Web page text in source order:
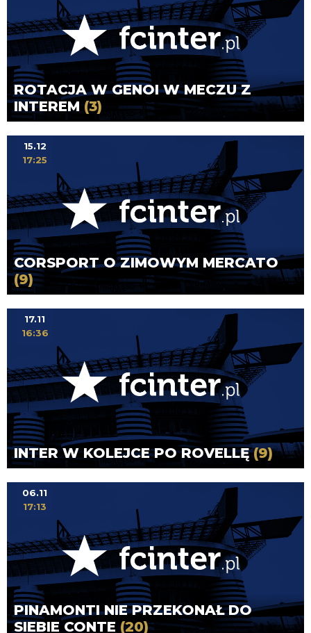
ROTACJA W GENOI W MECZU Z
INTEREM (3)
CORSPORT O ZIMOWYM MERCATO
(9)
15.12
17:25
INTER W KOLEJCE PO ROVELLĘ(9)
17.11
16:36
PINAMONTI NIE PRZEKONAŁ DO
SIEBIE CONTE(20)
06.11
17:13